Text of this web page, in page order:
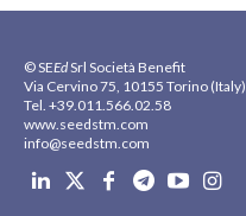
© SEEdSrl Società Benefit
Via Cervino 75, 10155 Torino (Italy)
Tel. +39.011.566.02.58
www.seedstm.com
info@seedstm.com